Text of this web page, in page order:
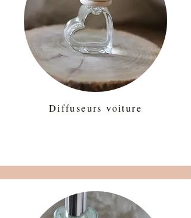
Diffuseurs voiture